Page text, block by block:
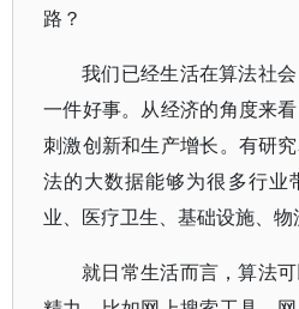
路？
我们已经生活在算法社
一件好事。从经济的角度来
刺激创新和生产增长。有研
法的大数据能够为很多行业
业、医疗卫生、基础设施、物
就日常生活而言，算法